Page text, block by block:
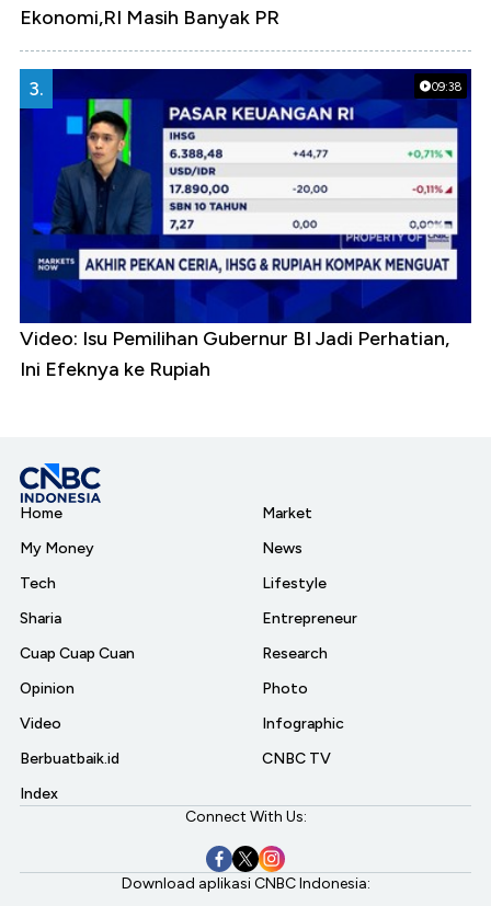
Ekonomi,RI Masih Banyak PR
09:38
3.
Video: Isu Pemilihan Gubernur BI Jadi Perhatian,
Ini Efeknya ke Rupiah
Home
My Money
Tech
Sharia
Cuap Cuap Cuan
Opinion
Video
Berbuatbaik.id
Index
Market
News
Lifestyle
Entrepreneur
Research
Photo
Infographic
CNBC TV
Connect With Us:
Download aplikasi CNBC Indonesia: